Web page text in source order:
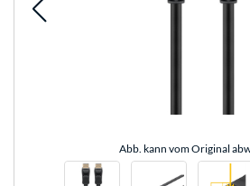
Abb. kann vom Original